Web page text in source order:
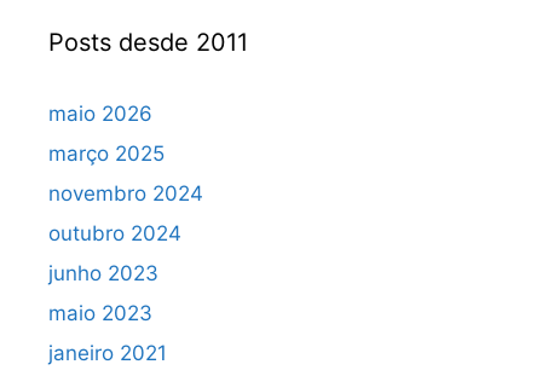
Posts desde 2011
maio 2026
março 2025
novembro 2024
outubro 2024
junho 2023
maio 2023
janeiro 2021